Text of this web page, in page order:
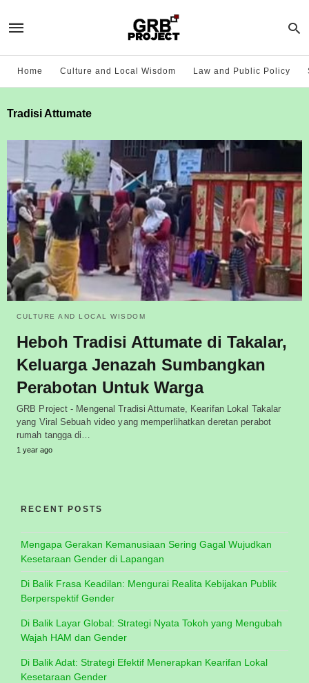
Home Culture and Local Wisdom Law and Public Policy
Tradisi Attumate
CULTURE AND LOCAL WISDOM
Heboh Tradisi Attumate di Takalar,
Keluarga Jenazah Sumbangkan
Perabotan Untuk Warga
GRB Project - Mengenal Tradisi Attumate, Kearifan Lokal Takalar
yang Viral Sebuah video yang memperlihatkan deretan perabot
rumah tangga di…
1 year ago
RECENT POSTS
Mengapa Gerakan Kemanusiaan Sering Gagal Wujudkan
Kesetaraan Gender di Lapangan
Di Balik Frasa Keadilan: Mengurai Realita Kebijakan Publik
Berperspektif Gender
Di Balik Layar Global: Strategi Nyata Tokoh yang Mengubah
Wajah HAM dan Gender
Di Balik Adat: Strategi Efektif Menerapkan Kearifan Lokal
Kesetaraan Gender